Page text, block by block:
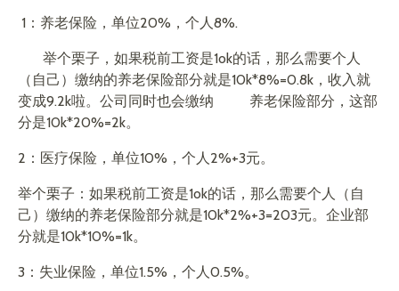
1：养老保险，单位20%，个人8%.
举个栗子，如果税前工资是1ok的话，那么需要个人
（自己）缴纳的养老保险部分就是10k*8%=0.8k，收入就
变成9.2k啦。公司同时也会缴纳 养老保险部分，这部
分是10k*20%=2k。
2：医疗保险，单位10%，个人2%+3元。
举个栗子：如果税前工资是1ok的话，那么需要个人（自
己）缴纳的养老保险部分就是10k*2%+3=203元。企业部
分就是10k*10%=1k。
3：失业保险，单位1.5%，个人0.5%。